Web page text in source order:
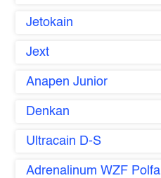
Jetokain
Jext
Anapen Junior
Denkan
Ultracain D-S
Adrenalinum WZF Polfa